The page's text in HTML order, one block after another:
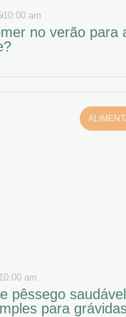
10:00 am
no verão para
10:00 am
pêssego
para